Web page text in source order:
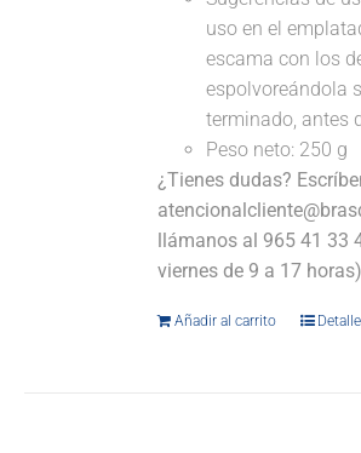
uso en el
escama con los
espolvoreándola
terminado, antes
Peso neto: 250 g
¿Tienes dudas?
llámanos al 965 41 33
viernes de 9 a 17
Añadir al carrito